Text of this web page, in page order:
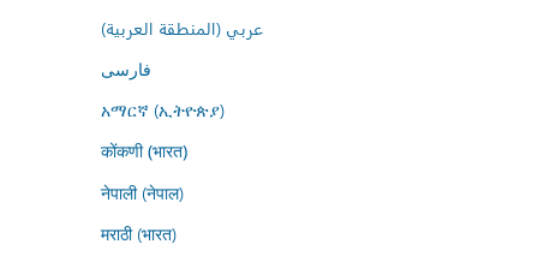
عربي (المنطقة العربية)
فارسى
አማርኛ (ኢትዮጵያ)
कोंकणी (भारत)
नेपाली (नेपाल)
मराठी (भारत)